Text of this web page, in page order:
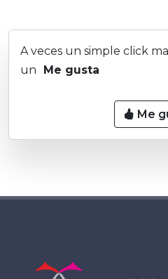
A veces un simple click
un Me gusta
Me